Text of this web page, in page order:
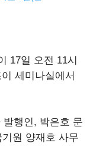
17일 오전 11시
세미나실에서
행인, 박은호 문
원 양재호 사무